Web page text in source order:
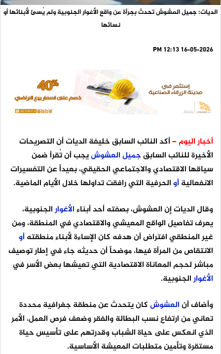
الديات: جميل العشوش تحدث بجرأة عن واقع الأغوار الجنوبية ولم يُسئ لأبنائها أو
نسائها
16-05-2026 12:13 PM
أخبار اليوم –أكد النائب السابق خليفة الديات أن التصريحات
الأخيرة للنائب السابقجميلالعشوشيجب أن تُقرأ ضمن
سياقها الاقتصادي والاجتماعي الحقيقي، بعيداً عن التفسيرات
الانفعاليةأوالحرفية التي رافقت تداولها خلال الأيام الماضية.
وقال الديات إن العشوش، بصفته أحد أبناءالأغوارالجنوبية،
يعرف تفاصيل الواقع المعيشي والاقتصادي في المنطقة، ومن
غير المنطقي افتراض أن هدفه كان الإساءة لأبناء منطقتهأو
الانتقاص من المرأة فيها، موضحاً أن حديثه جاء في إطار توصيف
مباشر لحجم المعاناة الاقتصادية التي تعيشها بعض الأسر في
الأغوارالجنوبية.
وأضاف أنالعشوشكان يتحدث عن منطقة جغرافية محددة
تعاني من ارتفاع نسب البطالة والفقر وضعف فرص العمل، الأمر
الذي انعكس على حياة الشباب وقدرتهم على تأسيس حياة
مستقرة وتأمين متطلبات المعيشة الأساسية.